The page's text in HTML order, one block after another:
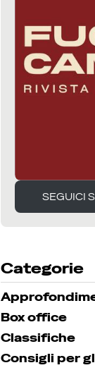
SEGUICI
SEGUICI
Categorie
Box office
Classifiche
Consigli per